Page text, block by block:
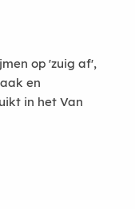
op 'zuig af',
en
in het Van